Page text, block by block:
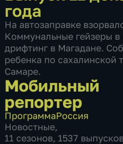
года
На автозаправке
Коммунальные гейзеры
дрифтинг в Магадане.
ребенка по сахалинской
Самаре.
Мобильный
репортер
ПрограммаРоссия
Новостные,
11 сезонов, 1537